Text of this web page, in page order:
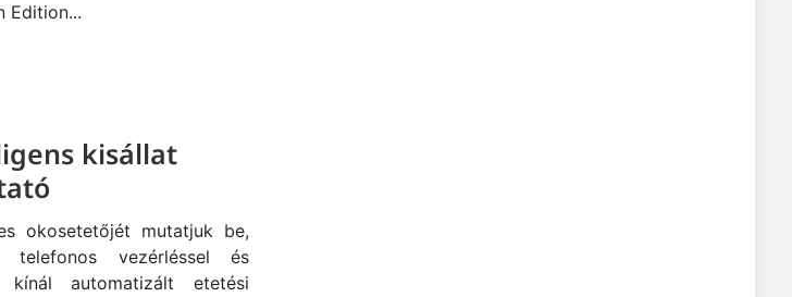
Edition...
kisállat
okosetetőjét mutatjuk be,
telefonos vezérléssel és
kínál automatizált etetési